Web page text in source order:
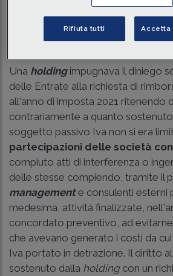
Una holdingimpugnava il diniego
delle Entrate alla richiesta di
all'anno di imposta 2021 ritenendo
contrariamente a quanto
soggetto passivo Iva non si era
partecipazioni delle società
compiuto atti di interferenza o
delle stesse compiendo, tramite il
managemente consulenti esterni
medesima, attività finalizzate,
concordato preventivo, ad
che avevano generato i costi da
Iva portato in detrazione. Il diritto
sostenuto dalla holdingcon un
Rifiuta tutti Accetta